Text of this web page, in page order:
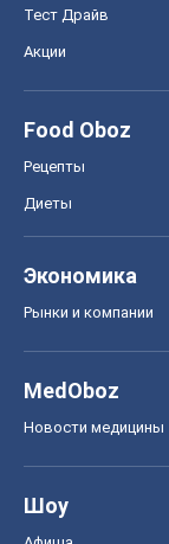
Тест Драйв
Акции
Food Oboz
Рецепты
Диеты
Экономика
Рынки и компании
MedOboz
Новости медицины
Шоу